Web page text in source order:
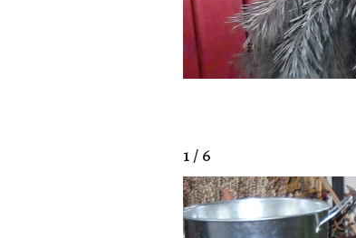
1 / 6